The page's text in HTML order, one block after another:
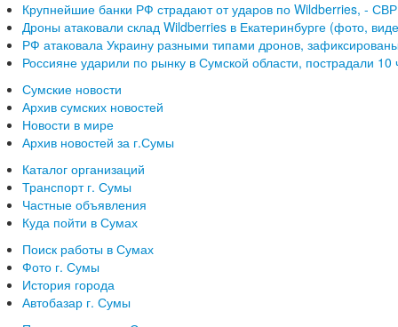
Крупнейшие банки РФ страдают от ударов по Wildberries, - СВР
Дроны атаковали склад Wildberries в Екатеринбурге (фото,
РФ атаковала Украину разными типами дронов,
Россияне ударили по рынку в Сумской области, пострадали 10
Сумские новости
Архив сумских новостей
Новости в мире
Архив новостей за г.Сумы
Каталог организаций
Транспорт г. Сумы
Частные объявления
Куда пойти в Сумах
Поиск работы в Сумах
Фото г. Сумы
История города
Автобазар г. Сумы